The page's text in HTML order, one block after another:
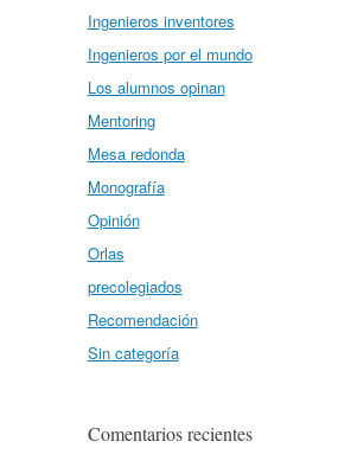
Ingenieros inventores
Ingenieros por el mundo
Los alumnos opinan
Mentoring
Mesa redonda
Monografía
Opinión
Orlas
precolegiados
Recomendación
Sin categoría
Comentarios recientes